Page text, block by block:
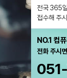
전국 365
접수해 주
NO.1 컴
전화 주시